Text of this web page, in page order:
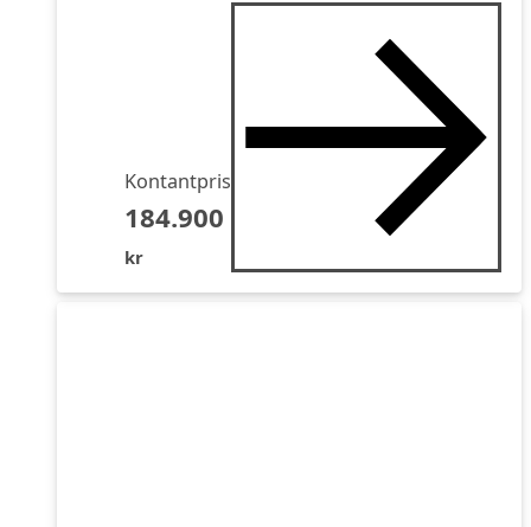
Kontantpris
184.900
kr